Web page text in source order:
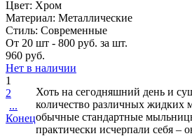
Цвет: Хром
Материал: Металлические
Стиль: Современные
От 20 шт - 800 руб. за шт.
960 руб.
Нет в наличии
1
2
...
Конец
Хоть на сегодняшний день и
количество различных жидких
обычные стандартные
практически исчерпали себя –